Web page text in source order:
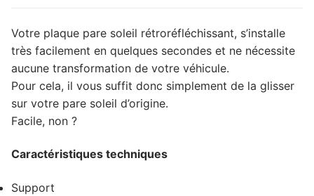
Votre plaque pare soleil rétroréfléchissant, s’installe
très facilement en quelques secondes et ne nécessite
aucune transformation de votre véhicule.
Pour cela, il vous suffit donc simplement de la glisser
sur votre pare soleil d’origine.
Facile, non ?
Caractéristiques techniques
Support